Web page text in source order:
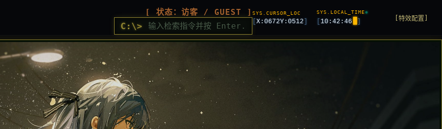
[ 状态：访客 / GUEST ]
C:\>
SYS.CURSOR_LOC
[X: 0672Y: 0512]
SYS.LOCAL_TIME
[ 10:42:48 ] [特效配置]